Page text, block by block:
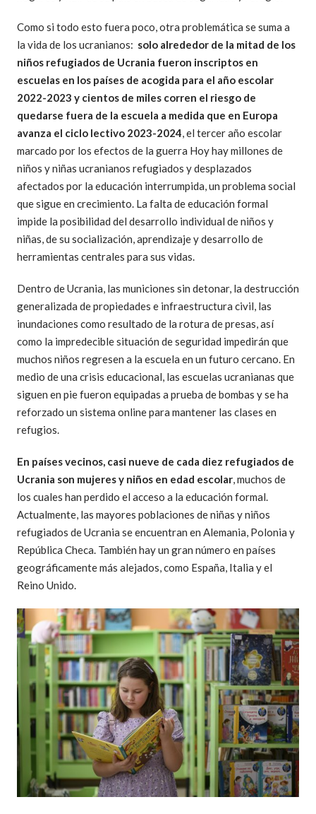
Como si todo esto fuera poco, otra problemática se suma a
la vida de los ucranianos: solo alrededor de la mitad de los
niños refugiados de Ucrania fueron inscriptos en
escuelas en los países de acogida para el año escolar
2022-2023 y cientos de miles corren el riesgo de
quedarse fuera de la escuela a medida que en Europa
avanza el ciclo lectivo 2023-2024, el tercer año escolar
marcado por los efectos de la guerra Hoy hay millones de
niños y niñas ucranianos refugiados y desplazados
afectados por la educación interrumpida, un problema social
que sigue en crecimiento. La falta de educación formal
impide la posibilidad del desarrollo individual de niños y
niñas, de su socialización, aprendizaje y desarrollo de
herramientas centrales para sus vidas.
Dentro de Ucrania, las municiones sin detonar, la destrucción
generalizada de propiedades e infraestructura civil, las
inundaciones como resultado de la rotura de presas, así
como la impredecible situación de seguridad impedirán que
muchos niños regresen a la escuela en un futuro cercano. En
medio de una crisis educacional, las escuelas ucranianas que
siguen en pie fueron equipadas a prueba de bombas y se ha
reforzado un sistema online para mantener las clases en
refugios.
En países vecinos, casi nueve de cada diez refugiados de
Ucrania son mujeres y niños en edad escolar, muchos de
los cuales han perdido el acceso a la educación formal.
Actualmente, las mayores poblaciones de niñas y niños
refugiados de Ucrania se encuentran en Alemania, Polonia y
República Checa. También hay un gran número en países
geográficamente más alejados, como España, Italia y el
Reino Unido.